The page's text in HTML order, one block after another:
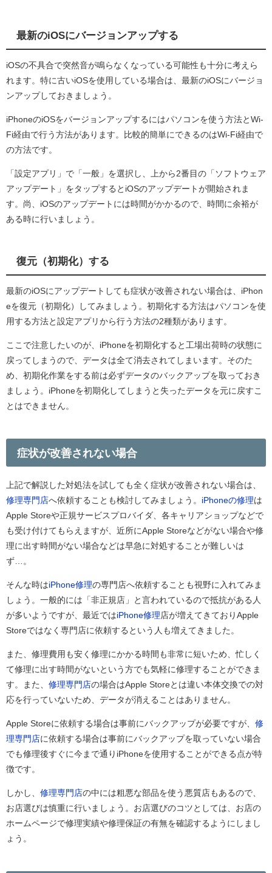
最新のiOSにバージョンアップする
iOSの不具合で突然音が鳴らなくなっている可能性も十分に考えら
れます。特に古いiOSを使用している場合は、最新のiOSにバージョ
ンアップしておきましょう。
iPhoneのiOSをバージョンアップするにはパソコンを使う方法とWi-
Fi経由で行う方法があります。比較的簡単にできるのはWi-Fi経由で
の方法です。
「設定アプリ」で「一般」を選択し、上から2番目の「ソフトウェア
アップデート」をタップするとiOSのアップデートが開始されま
す。尚、iOSのアップデートには時間がかかるので、時間に余裕が
ある時に行いましょう。
復元（初期化）する
最新のiOSにアップデートしても症状が改善されない場合は、iPhon
eを復元（初期化）してみましょう。初期化する方法はパソコンを使
用する方法と設定アプリから行う方法の2種類があります。
ここで注意したいのが、iPhoneを初期化すると工場出荷時の状態に
戻ってしまうので、データは全て消去されてしまいます。そのた
め、初期化作業をする前は必ずデータのバックアップを取っておき
ましょう。iPhoneを初期化してしまうと失ったデータを元に戻すこ
とはできません。
症状が改善されない場合
上記で解説した対処法を試しても全く症状が改善されない場合は、
修理専門店へ依頼することも検討してみましょう。 iPhoneの修理は
Apple Storeや正規サービスプロバイダ、各キャリアショップなどで
も受け付けてもらえますが、近所にApple Storeなどがない場合や修
理に出す時間がない場合などは早急に対処することが難しいは
ず…。
そんな時はiPhone修理の専門店へ依頼することも視野に入れてみま
しょう。一般的には「非正規店」と言われているので抵抗がある人
が多いようですが、最近ではiPhone修理 店が増えてきておりApple
Storeではなく専門店に依頼するという人も増えてきました。
また、修理費用も安く修理にかかる時間も非常に短いため、忙しく
て修理に出す時間がないという方でも気軽に修理することができま
す。また、 修理専門店の場合はApple Storeとは違い本体交換での対
応を行っていないため、データが消えることはありません。
Apple Storeに依頼する場合は事前にバックアップが必要ですが、 修
理専門店に依頼する場合は事前にバックアップを取っていない場合
でも修理後すぐに今まで通りiPhoneを使用することができる点が特
徴です。
しかし、 修理専門店の中には粗悪な部品を使う悪質店もあるので、
お店選びは慎重に行いましょう。お店選びのコツとしては、お店の
ホームページで修理実績や修理保証の有無を確認するようにしまし
ょう。